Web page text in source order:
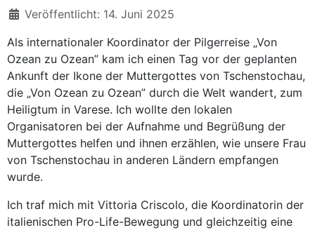
Veröffentlicht: 14. Juni 2025
Als internationaler Koordinator der Pilgerreise „Von
Ozean zu Ozean” kam ich einen Tag vor der geplanten
Ankunft der Ikone der Muttergottes von Tschenstochau,
die „Von Ozean zu Ozean” durch die Welt wandert, zum
Heiligtum in Varese. Ich wollte den lokalen
Organisatoren bei der Aufnahme und Begrüßung der
Muttergottes helfen und ihnen erzählen, wie unsere Frau
von Tschenstochau in anderen Ländern empfangen
wurde.
Ich traf mich mit Vittoria Criscolo, die Koordinatorin der
italienischen Pro-Life-Bewegung und gleichzeitig eine